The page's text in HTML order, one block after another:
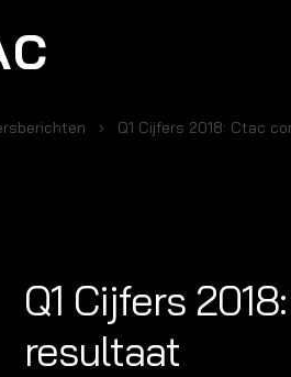
Q1 Cijfers 2018: Ctac
Q1 Cijfers
resultaat